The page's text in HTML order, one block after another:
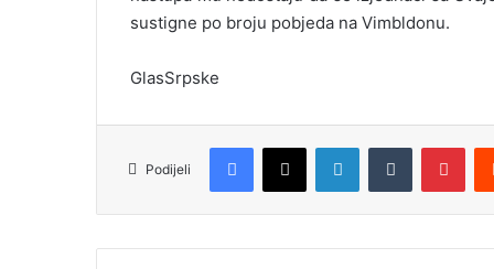
sustigne po broju pobjeda na Vimbldonu.
GlasSrpske
Podijeli